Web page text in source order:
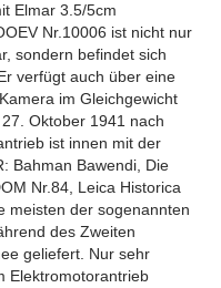
Elmar 3.5/5cm
Nr.10006 ist nicht nur
sondern befindet sich
verfügt auch über eine
im Gleichgewicht
Oktober 1941 nach
ist innen mit der
Bahman Bawendi, Die
Nr.84, Leica Historica
meisten der sogenannten
des Zweiten
geliefert. Nur sehr
Elektromotorantrieb